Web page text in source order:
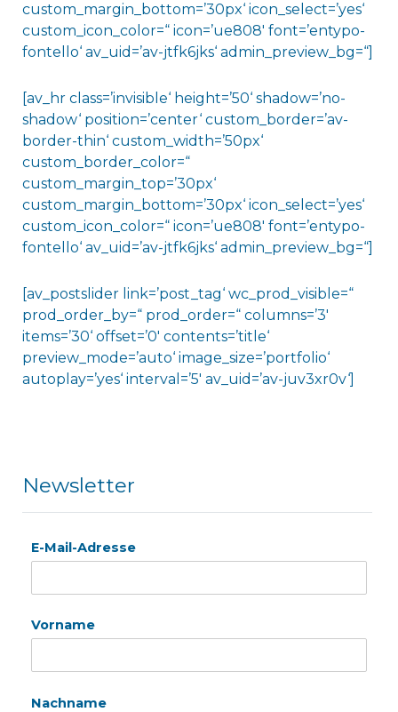
custom_margin_bottom=’30px‘ icon_select=’yes‘
custom_icon_color=“ icon=’ue808′ font=’entypo-
fontello‘ av_uid=’av-jtfk6jks‘ admin_preview_bg=“]
[av_hr class=’invisible‘ height=’50‘ shadow=’no-
shadow‘ position=’center‘ custom_border=’av-
border-thin‘ custom_width=’50px‘
custom_border_color=“
custom_margin_top=’30px‘
custom_margin_bottom=’30px‘ icon_select=’yes‘
custom_icon_color=“ icon=’ue808′ font=’entypo-
fontello‘ av_uid=’av-jtfk6jks‘ admin_preview_bg=“]
[av_postslider link=’post_tag‘ wc_prod_visible=“
prod_order_by=“ prod_order=“ columns=’3′
items=’30‘ offset=’0′ contents=’title‘
preview_mode=’auto‘ image_size=’portfolio‘
autoplay=’yes‘ interval=’5′ av_uid=’av-juv3xr0v‘]
Newsletter
E-Mail-Adresse
Vorname
Nachname